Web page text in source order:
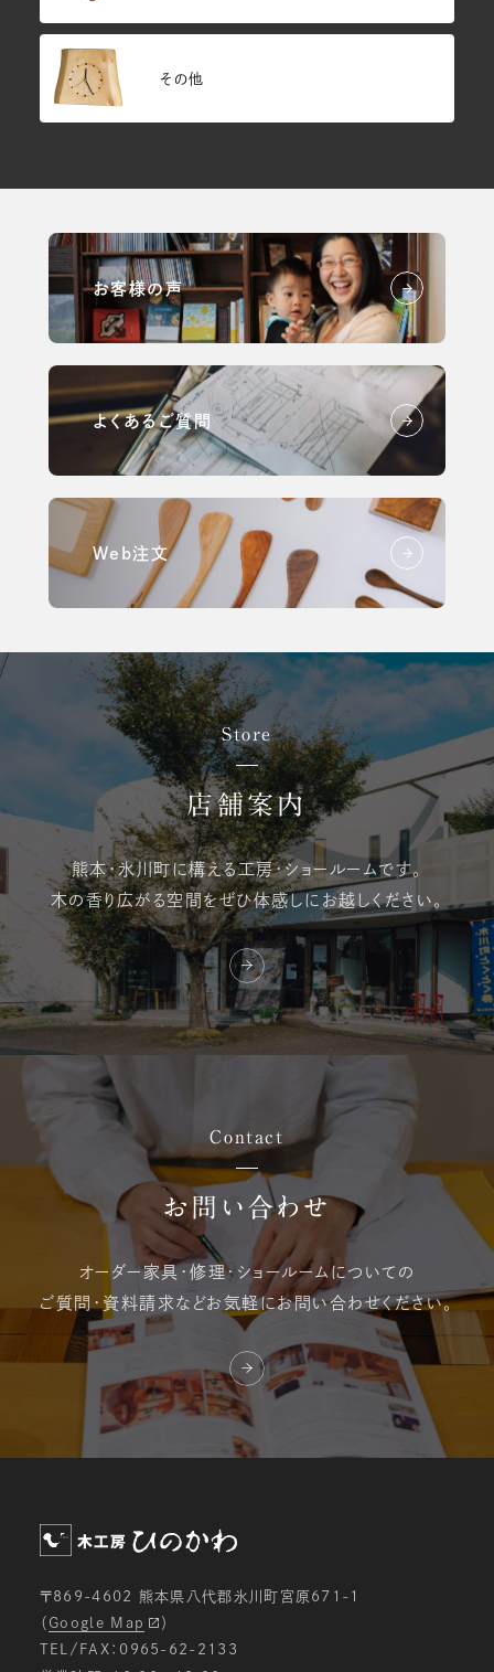
その他
お客様の声
よくあるご質問
Web注文
Store
店舗案内
熊本・氷川町に構える工房・ショールームです。
木の香り広がる空間をぜひ体感しにお越しください。
Contact
お問い合わせ
オーダー家具・修理・ ショールームについての
ご質問・資料請求などお気軽にお問い合わせください。
〒869-4602 熊本県八代郡氷川町宮原671-1
（ Google Map
）
TEL/FAX：0965-62-2133